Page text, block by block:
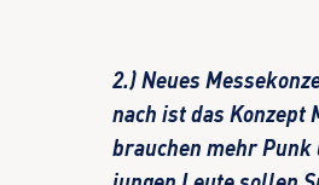
2.) Neues
nach ist das Konzept
brauchen mehr Punk